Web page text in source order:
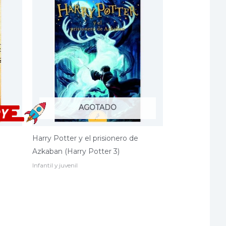
AGOTADO
Harry Potter y el prisionero de
Azkaban (Harry Potter 3)
Infantil y juvenil